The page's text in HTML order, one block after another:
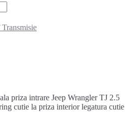
priza intrare Jeep Wrangler TJ 2.5
cutie la priza interior legatura cutie